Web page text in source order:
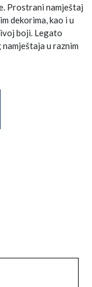
Prostrani namještaj
dekorima, kao i u
boji. Legato
u raznim